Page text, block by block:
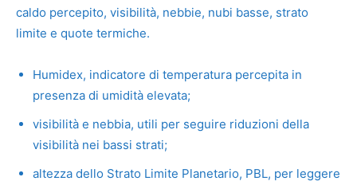
caldo percepito, visibilità, nebbie, nubi basse, strato
limite e quote termiche.
Humidex, indicatore di temperatura percepita in
presenza di umidità elevata;
visibilità e nebbia, utili per seguire riduzioni della
visibilità nei bassi strati;
altezza dello Strato Limite Planetario, PBL, per leggere